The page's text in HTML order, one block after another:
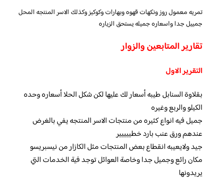
تمريه معمول روز ونكهات قهوه وبهارات وكوكيز وكذلك الاسر المنتجه المحل
جمييل جدا واسعاره جميله يستحق الزياره
تقارير المتابعين والزوار
التقرير الاول
بقلاوة السنابل طيبه أسعار لك عليها لكن شكل الحلا أسعاره وحده
الكيلو والربع وغيره
جميل فيه انواع كثيره من منتجات الاسر المنتجه يفي بالغرض
عندهم ورق عنب بارد خطييييير
جيد ولايعيبه انقطاع بعض المنتجات مثل الكازار من نيسبريسو
مكان رائع وجميل جدا وخاصة العوائل توجد فية الخدمات التي
يريدونها